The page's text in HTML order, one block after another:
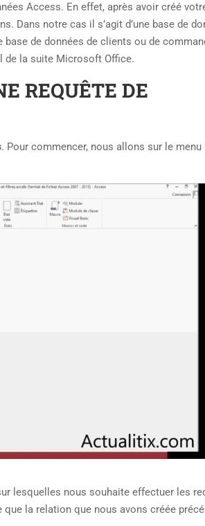
Access. En effet, après avoir créé
Dans notre cas il s’agit d’une base de
de données de clients ou de
de la suite Microsoft Office.
REQUÊTE DE
. Pour commencer, nous allons sur le menu
lesquelles nous souhaite effectuer les
la relation que nous avons créée